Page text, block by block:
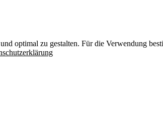
optimal zu gestalten. Für die Verwendung